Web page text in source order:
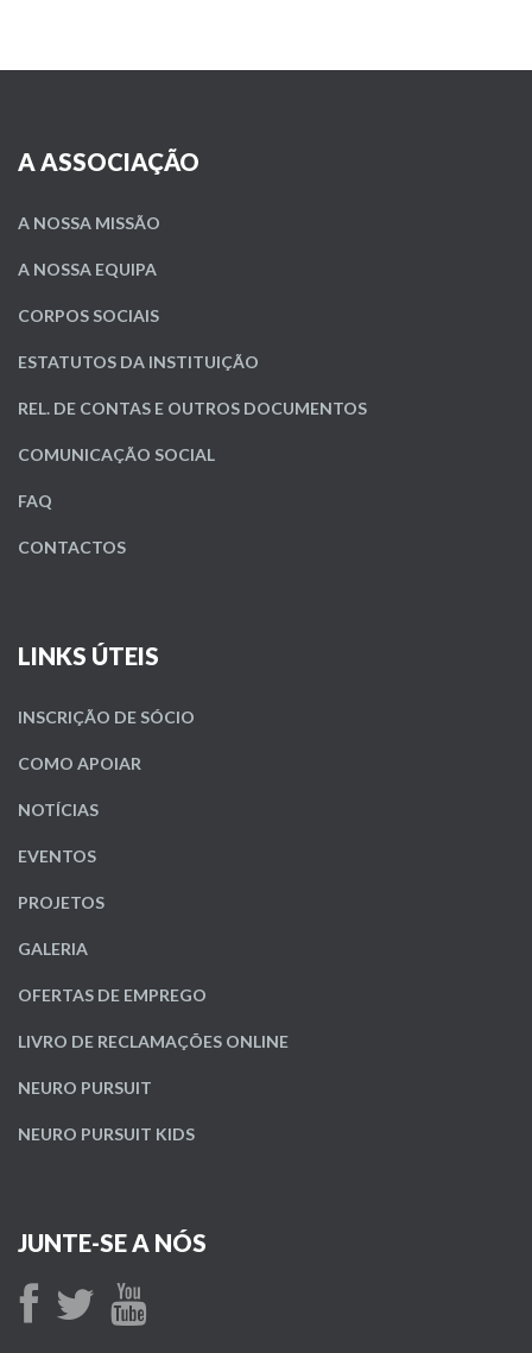
A ASSOCIAÇÃO
A NOSSA MISSÃO
A NOSSA EQUIPA
CORPOS SOCIAIS
ESTATUTOS DA INSTITUIÇÃO
REL. DE CONTAS E OUTROS DOCUMENTOS
COMUNICAÇÃO SOCIAL
FAQ
CONTACTOS
LINKS ÚTEIS
INSCRIÇÃO DE SÓCIO
COMO APOIAR
NOTÍCIAS
EVENTOS
PROJETOS
GALERIA
OFERTAS DE EMPREGO
LIVRO DE RECLAMAÇÕES ONLINE
NEURO PURSUIT
NEURO PURSUIT KIDS
JUNTE-SE A NÓS